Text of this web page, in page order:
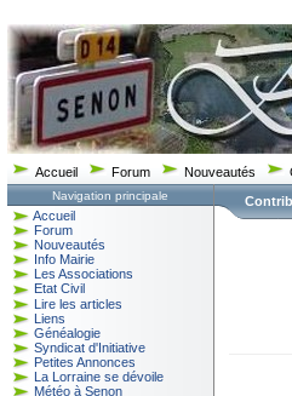
Accueil Forum Nouveautés
Navigation principale
Accueil
Forum
Nouveautés
Info Mairie
Les Associations
Etat Civil
Lire les articles
Liens
Généalogie
Syndicat d'Initiative
Petites Annonces
La Lorraine se dévoile
Météo à Senon